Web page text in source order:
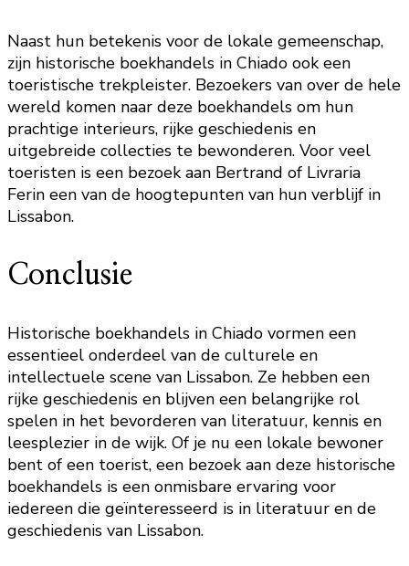
Naast hun betekenis voor de lokale gemeenschap,
zijn historische boekhandels in Chiado ook een
toeristische trekpleister. Bezoekers van over de hele
wereld komen naar deze boekhandels om hun
prachtige interieurs, rijke geschiedenis en
uitgebreide collecties te bewonderen. Voor veel
toeristen is een bezoek aan Bertrand of Livraria
Ferin een van de hoogtepunten van hun verblijf in
Lissabon.
Conclusie
Historische boekhandels in Chiado vormen een
essentieel onderdeel van de culturele en
intellectuele scene van Lissabon. Ze hebben een
rijke geschiedenis en blijven een belangrijke rol
spelen in het bevorderen van literatuur, kennis en
leesplezier in de wijk. Of je nu een lokale bewoner
bent of een toerist, een bezoek aan deze historische
boekhandels is een onmisbare ervaring voor
iedereen die geïnteresseerd is in literatuur en de
geschiedenis van Lissabon.